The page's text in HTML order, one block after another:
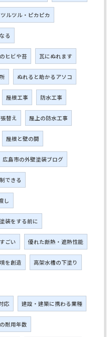
ツルツル・ピカピカ
る
ヒビや苔 瓦にぬれます
ぬれると助かるアソコ
屋根工事 防水工事
替え 屋上の防水工事
屋根と壁の間
広島市の外壁塗装ブログ
できる
し
塗装をする前に
ごい 優れた断熱・遮熱性能
を創造 高架水槽の下塗り
応 建設・建築に携わる業種
耐用年数